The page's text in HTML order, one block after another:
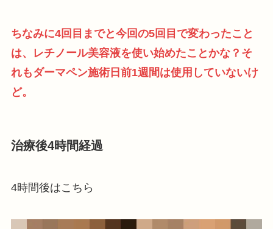
ちなみに4回目までと今回の5回目で変わったこと
は、レチノール美容液を使い始めたことかな？そ
れもダーマペン施術日前1週間は使用していないけ
ど。
治療後4時間経過
4時間後はこちら